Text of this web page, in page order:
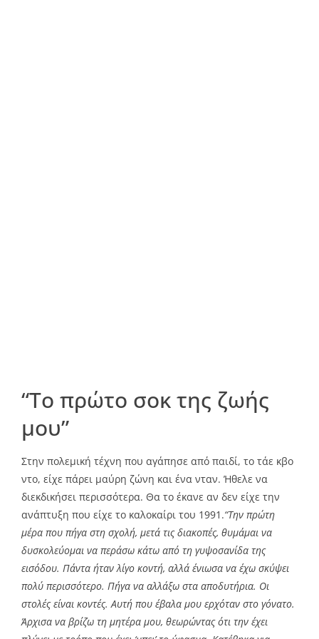
“Το πρώτο σοκ της ζωής
μου”
Στην πολεμική τέχνη που αγάπησε από παιδί, το τάε κβο
ντο, είχε πάρει μαύρη ζώνη και ένα νταν. Ήθελε να
διεκδικήσει περισσότερα. Θα το έκανε αν δεν είχε την
ανάπτυξη που είχε το καλοκαίρι του 1991.“Την πρώτη
μέρα που πήγα στη σχολή, μετά τις διακοπές, θυμάμαι να
δυσκολεύομαι να περάσω κάτω από τη γυψοσανίδα της
εισόδου. Πάντα ήταν λίγο κοντή, αλλά ένιωσα να έχω σκύψει
πολύ περισσότερο. Πήγα να αλλάξω στα αποδυτήρια. Οι
στολές είναι κοντές. Αυτή που έβαλα μου ερχόταν στο γόνατο.
Άρχισα να βρίζω τη μητέρα μου, θεωρώντας ότι την έχει